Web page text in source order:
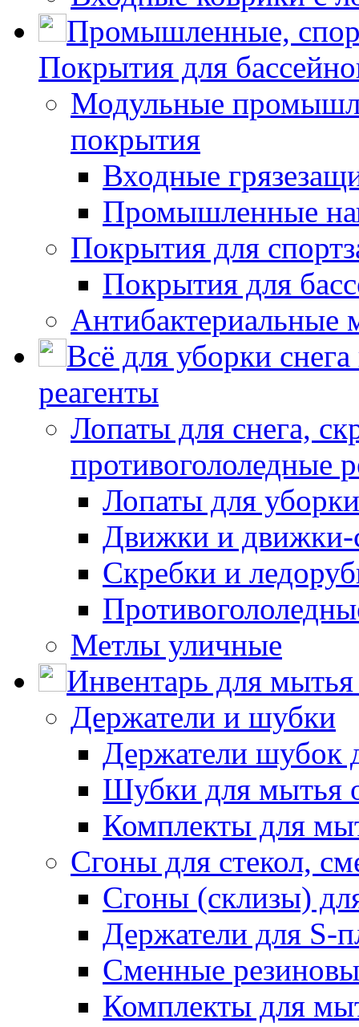
Промышленные,
Покрытия для
Модульные
покрытия
Входные
Промышленные
Покрытия для
Покрытия для
Антибактериальные
Всё для уборки
реагенты
Лопаты для снега,
противогололедные
Лопаты для
Движки и движки-
Скребки и
Метлы уличные
Инвентарь для мытья
Держатели и шубки
Держатели шубок
Шубки для мытья
Комплекты для
Сгоны для стекол,
Сгоны (склизы)
Держатели для S-
Сменные
Комплекты для